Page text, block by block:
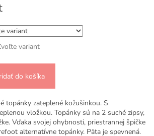
variant
do košíka
topánky zateplené kožušinkou. S
vložkou. Topánky sú na 2 suché zipsy,
Vďaka svojej ohybnosti, priestrannej špičke
alternatívne topánky. Päta je spevnená.